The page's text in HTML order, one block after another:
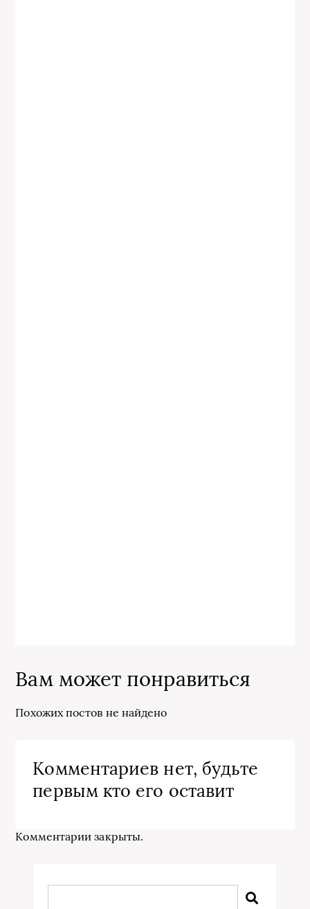
Вам может понравиться
Похожих постов не найдено
Комментариев нет, будьте
первым кто его оставит
Комментарии закрыты.